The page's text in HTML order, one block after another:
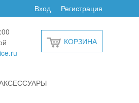
Регистрация
Вход
КОРЗИНА